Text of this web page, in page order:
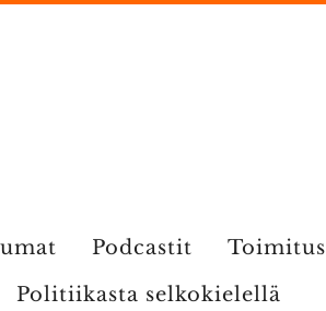
Podcastit Toimitus
Politiikasta selkokielellä